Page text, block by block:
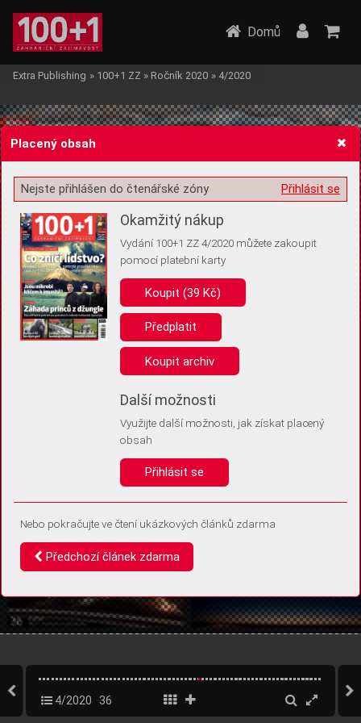
Žádost o souhlas s ukládáním volitelných informací
Pro základní fungování webu nepotřebujeme ukládat žádné informace
(tzv. cookies apod.). Rádi bychom vás ale požádali o souhlas s
uložením volitelných informací:
Anonymní unikátní ID
Díky němu příště poznáme, že se jedná o stejné zařízení, a
Identifikátor je zcela anonymní.
Vaše souhlasy a odmítnutí si ukládáme do vašeho zařízení, abychom se
vás už příště znovu neptali. Můžete je kdykoli později upravit ve Správě
Domů
Extra Publishing » 100+1 ZZ » Ročník 2020 » 4/2020
4/2020 36
Placený obsah
Přihlásit se
Nejste přihlášen do čtenářské zóny
Okamžitý nákup
Vydání 100+1 ZZ 4/2020 můžete zakoupit
pomocí platební karty
Koupit (39 Kč)
Předplatit
Koupit archiv
Další možnosti
Využijte další možnosti, jak získat placený
obsah
Přihlásit se
Nebo pokračujte ve čtení ukázkových článků zdarma
Předchozí článek zdarma